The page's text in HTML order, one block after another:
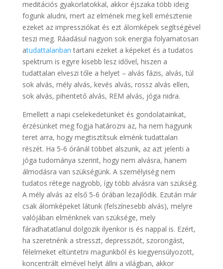
meditációs gyakorlatokkal, akkor éjszaka több ideig
fogunk aludni, mert az elmének meg kell emésztenie
ezeket az impressziókat és ezt álomképek segítségével
teszi meg. Ráadásul nagyon sok energia folyamatosan
atudattalanban tartani ezeket a képeket és a tudatos
spektrum is egyre kisebb lesz idővel, hiszen a
tudattalan elveszi tőle a helyet – alvás fázis, alvás, túl
sok alvás, mély alvás, kevés alvás, rossz alvás ellen,
sok alvás, pihentető alvás, REM alvás, jóga nidra.
Emellett a napi cselekedetünket és gondolatainkat,
érzésünket meg fogja határozni az, ha nem hagyunk
teret arra, hogy megtisztítsuk elménk tudattalan
részét. Ha 5-6 óránál többet alszunk, az azt jelenti a
jóga tudománya szerint, hogy nem alvásra, hanem
álmodásra van szükségünk. A személyiség nem
tudatos rétege nagyobb, így több alvásra van szükség.
A mély alvás az első 5-6 órában lezajlódik. Ezután már
csak álomképeket látunk (felszínesebb alvás), melyre
valójában elménknek van szüksége, mely
fáradhatatlanul dolgozik ilyenkor is és nappal is. Ezért,
ha szeretnénk a stresszt, depressziót, szorongást,
félelmeket eltüntetni magunkból és kiegyensúlyozott,
koncentrált elmével helyt állni a világban, akkor